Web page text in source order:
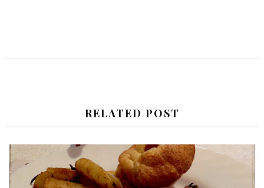
RELATED POST